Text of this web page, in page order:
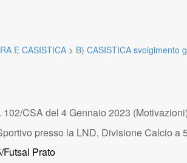
E CASISTICA > B) CASISTICA svolgimento
102/CSA del 4 Gennaio 2023
presso la LND, Divisione Calcio a
Prato